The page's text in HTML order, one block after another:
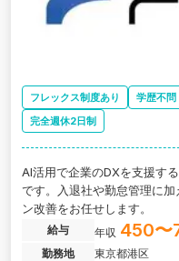
フレックス制度あり 学歴不問
完全週休2日制
AI活用で企業のDXを支援す
です。入退社や勤怠管理に
ン改善をお任せします。
給与 年収 450〜
勤務地
東京都港区